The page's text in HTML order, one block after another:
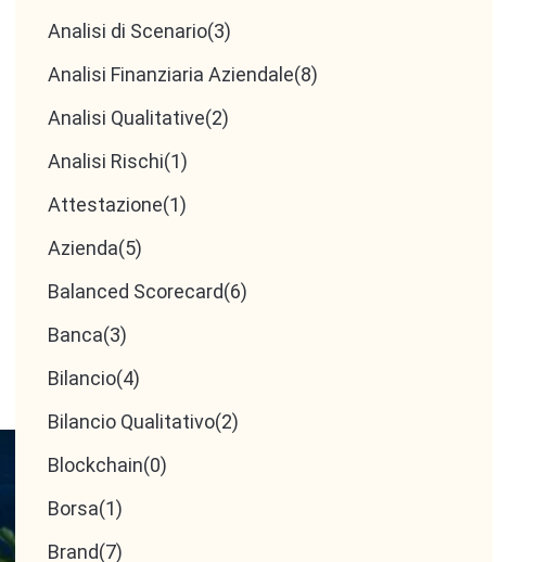
Analisi di Scenario(3)
Analisi Finanziaria Aziendale(8)
Analisi Qualitative(2)
Analisi Rischi(1)
Attestazione(1)
Azienda(5)
Balanced Scorecard(6)
Banca(3)
Bilancio(4)
Bilancio Qualitativo(2)
Blockchain(0)
Borsa(1)
Brand(7)